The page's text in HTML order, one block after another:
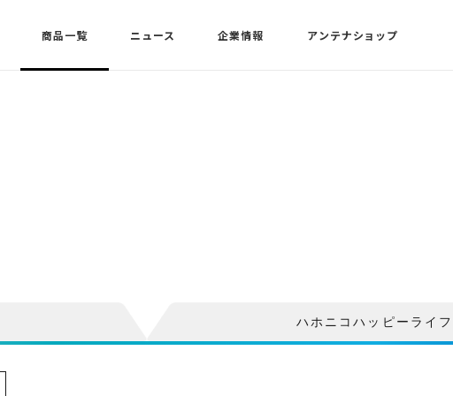
商品一覧 ニュース 企業情報 アンテナショップ
ハホニコハッピーライフ